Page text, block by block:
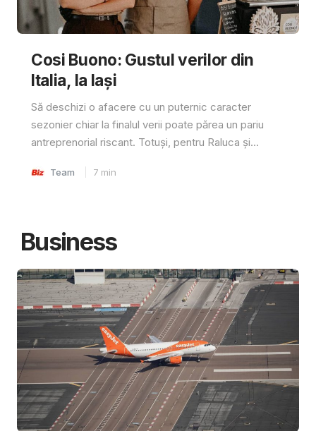
Cosi Buono: Gustul verilor din
Italia, la Iași
Să deschizi o afacere cu un puternic caracter
sezonier chiar la finalul verii poate părea un pariu
antreprenorial riscant. Totuși, pentru Raluca și...
Team 7 min
Business